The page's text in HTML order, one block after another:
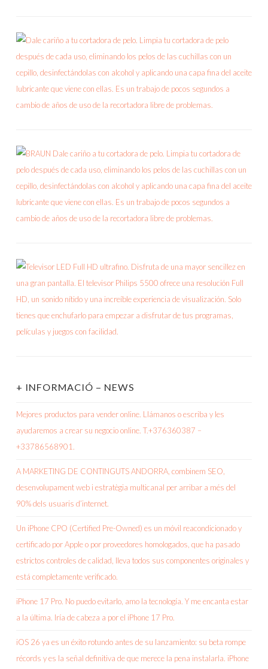
+ INFORMACIÓ – NEWS
Mejores productos para vender online. Llámanos o escriba y les
ayudaremos a crear su negocio online. T.+376360387 –
+33786568901.
A MARKETING DE CONTINGUTS ANDORRA, combinem SEO,
desenvolupament web i estratègia multicanal per arribar a més del
90% dels usuaris d’internet.
Un iPhone CPO (Certified Pre-Owned) es un móvil reacondicionado y
certificado por Apple o por proveedores homologados, que ha pasado
estrictos controles de calidad, lleva todos sus componentes originales y
está completamente verificado.
iPhone 17 Pro. No puedo evitarlo, amo la tecnología. Y me encanta estar
a la última. Iría de cabeza a por el iPhone 17 Pro.
iOS 26 ya es un éxito rotundo antes de su lanzamiento: su beta rompe
récords y es la señal definitiva de que merece la pena instalarla. iPhone